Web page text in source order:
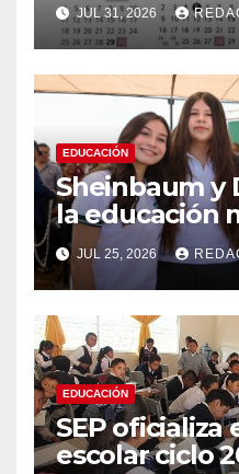
de clases
JUL 31, 2026
EDUCACIÓN
Sheinbaum y
la educación
en Sonora
bachilleratos
JUL 25, 2026
EDUCACIÓN
SEP oficializa
escolar ciclo